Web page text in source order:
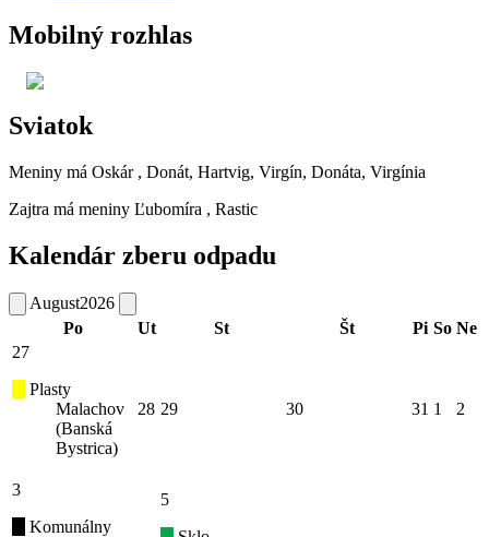
Mobilný rozhlas
Sviatok
Meniny má Oskár , Donát, Hartvig, Virgín, Donáta, Virgínia
Zajtra má meniny Ľubomíra , Rastic
Kalendár zberu odpadu
August2026
Po
Ut St Št Pi So Ne
27
Plasty
Malachov
(Banská
Bystrica)
28 29 30 31 1 2
3
Komunálny
5